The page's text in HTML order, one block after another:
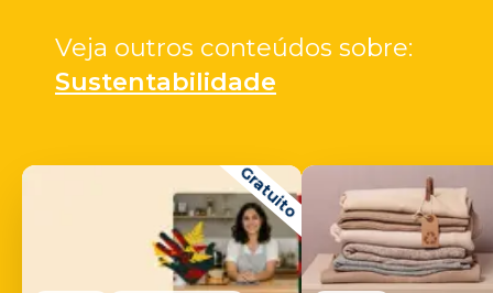
Sustentabilidade
Gratuito